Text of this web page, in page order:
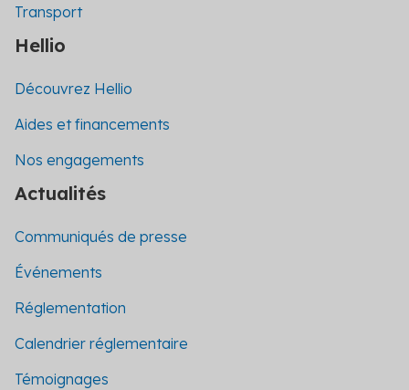
Transport
Hellio
Découvrez Hellio
Aides et financements
Nos engagements
Actualités
Communiqués de presse
Événements
Réglementation
Calendrier réglementaire
Témoignages